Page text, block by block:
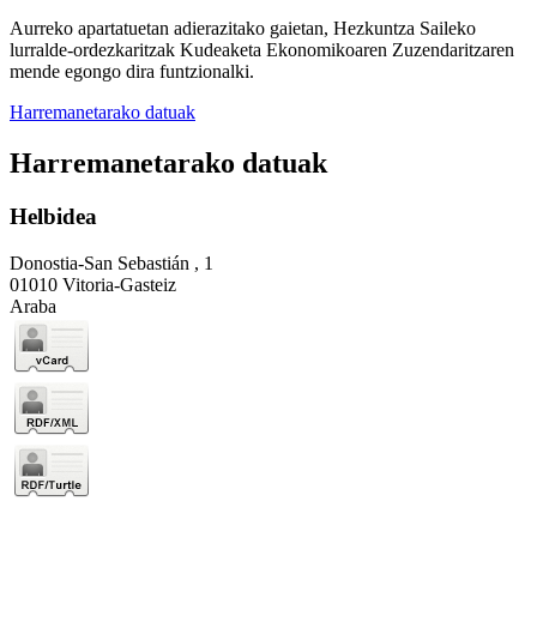
Aurreko apartatuetan adierazitako gaietan, Hezkuntza Saileko
lurralde-ordezkaritzak Kudeaketa Ekonomikoaren Zuzendaritzaren
mende egongo dira funtzionalki.
Harremanetarako datuak
Harremanetarako datuak
Helbidea
Donostia-San Sebastián , 1
01010 Vitoria-Gasteiz
Araba